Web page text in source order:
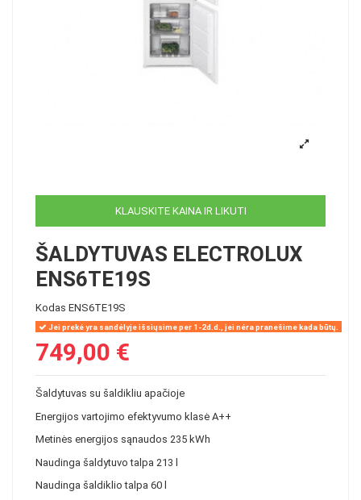
KLAUSKITE KAINA IR LIKUTI
ŠALDYTUVAS ELECTROLUX
ENS6TE19S
Kodas ENS6TE19S
Jei prekė yra sandėlyje išsiųsime per 1-2d.d., jei nėra pranešime kada būtų.
749,00 €
Šaldytuvas su šaldikliu apačioje
Energijos vartojimo efektyvumo klasė A++
Metinės energijos sąnaudos 235 kWh
Naudinga šaldytuvo talpa 213 l
Naudinga šaldiklio talpa 60 l